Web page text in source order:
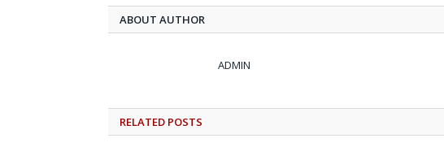
ABOUT AUTHOR
ADMIN
RELATED POSTS